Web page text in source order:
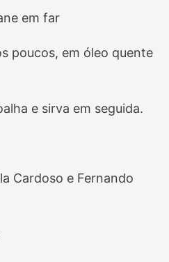
em far
poucos, em óleo quente
e sirva em seguida.
Cardoso e Fernando